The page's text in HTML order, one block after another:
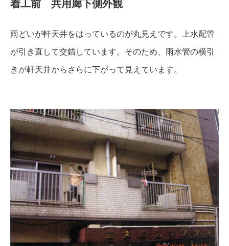
着工前 共用廊下側外観
雨どいが軒天井をはっているのが丸見えです。上水配管
が引き直して交錯しています。そのため、雨水管の横引
きが軒天井からさらに下がって見えています。